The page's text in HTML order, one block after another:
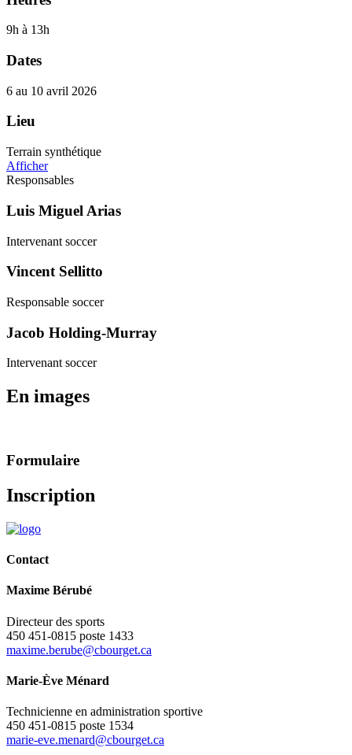
9h à 13h
Dates
6 au 10 avril 2026
Lieu
Terrain synthétique
Afficher
Responsables
Luis Miguel Arias
Intervenant soccer
Vincent Sellitto
Responsable soccer
Jacob Holding-Murray
Intervenant soccer
En images
Formulaire
Inscription
Contact
Maxime Bérubé
Directeur des sports
450 451-0815 poste 1433
maxime.berube@cbourget.ca
Marie-Ève Ménard
Technicienne en administration sportive
450 451-0815 poste 1534
marie-eve.menard@cbourget.ca